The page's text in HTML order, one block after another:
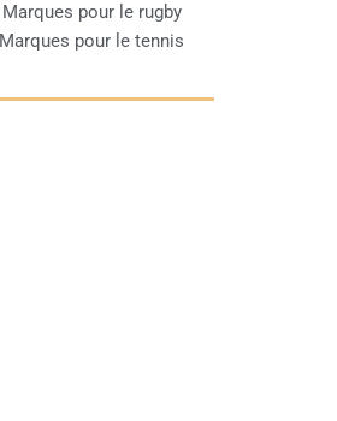
Marques pour le rugby
Marques pour le tennis